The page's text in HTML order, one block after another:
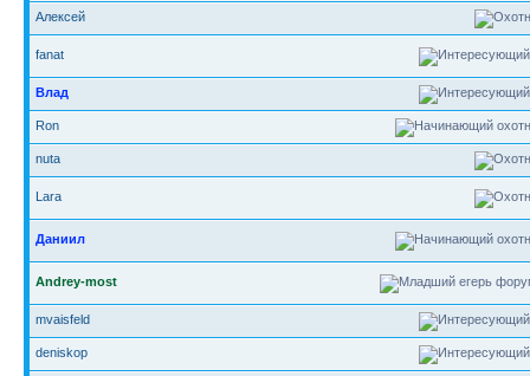
Алексей
fanat
Влад
Ron
nuta
Lara
Даниил
Andrey-most
mvaisfeld
deniskop